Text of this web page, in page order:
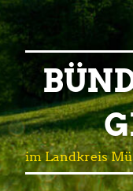
im Landkreis